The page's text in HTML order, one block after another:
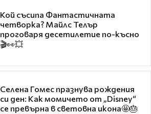
Кой съсипа Фантастичната
четворка? Майлс Телър
проговаря десетилетие по-късно
🎬👀💥
Селена Гомес празнува рождения
си ден: Как момичето от „Disney“
се превърна в световна икона🤩🎂